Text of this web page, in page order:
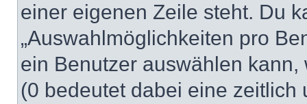
einer eigenen Zeile steht. Du
„Auswahlmöglichkeiten pro
ein Benutzer auswählen
(0 bedeutet dabei eine